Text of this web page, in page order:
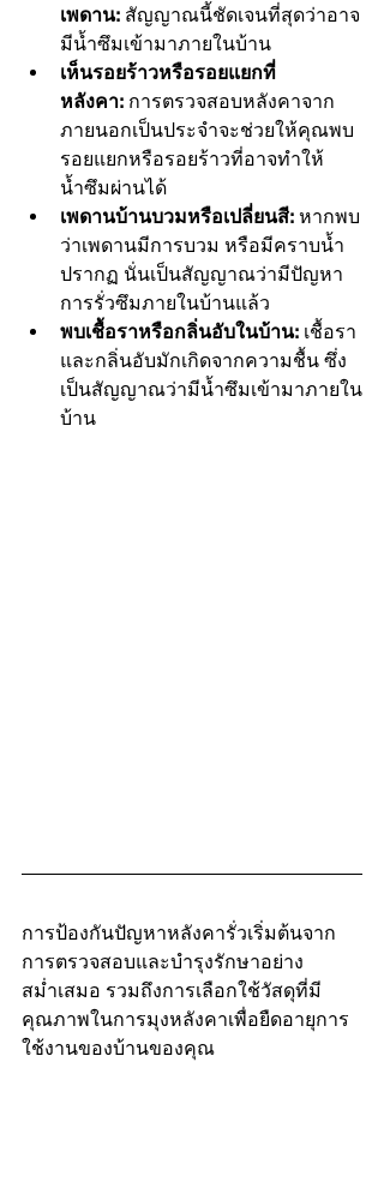
เพดาน: สัญญาณนี้ชัดเจนที่สุดว่าอาจ
มีน้ำซึมเข้ามาภายในบ้าน
เห็นรอยร้าวหรือรอยแยกที่
หลังคา: การตรวจสอบหลังคาจาก
ภายนอกเป็นประจำจะช่วยให้คุณพบ
รอยแยกหรือรอยร้าวที่อาจทำให้
น้ำซึมผ่านได้
เพดานบ้านบวมหรือเปลี่ยนสี: หากพบ
ว่าเพดานมีการบวม หรือมีคราบน้ำ
ปรากฏ นั่นเป็นสัญญาณว่ามีปัญหา
การรั่วซึมภายในบ้านแล้ว
พบเชื้อราหรือกลิ่นอับในบ้าน: เชื้อรา
และกลิ่นอับมักเกิดจากความชื้น ซึ่ง
เป็นสัญญาณว่ามีน้ำซึมเข้ามาภายใน
บ้าน
การป้องกันปัญหาหลังคารั่วเริ่มต้นจาก
การตรวจสอบและบำรุงรักษาอย่าง
สม่ำเสมอ รวมถึงการเลือกใช้วัสดุที่มี
คุณภาพในการมุงหลังคาเพื่อยืดอายุการ
ใช้งานของบ้านของคุณ